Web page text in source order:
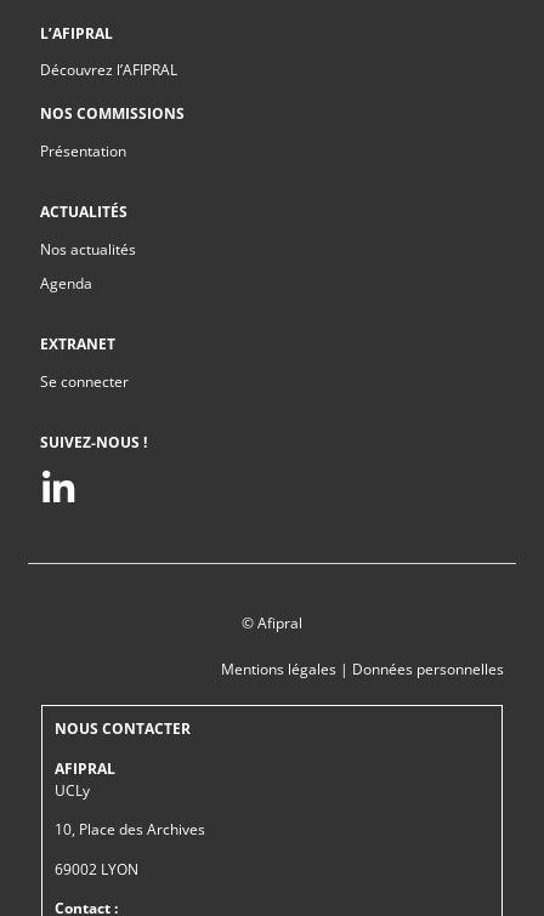
L’AFIPRAL
Découvrez l’AFIPRAL
NOS COMMISSIONS
Présentation
ACTUALITÉS
Nos actualités
Agenda
EXTRANET
Se connecter
SUIVEZ-NOUS !
© Afipral
Mentions légales| Données personnelles
NOUS CONTACTER
AFIPRAL
UCLy
10, Place des Archives
69002 LYON
Contact :